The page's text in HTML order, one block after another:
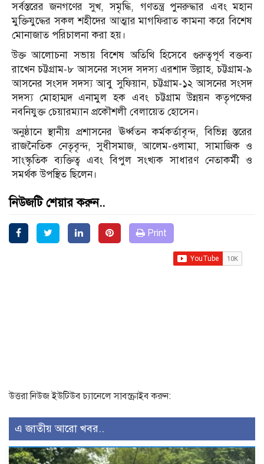
সর্বস্তরের জনগণের সুখ, সমৃদ্ধি, গণতন্ত্র পুনরুদ্ধার এবং মহান
মুক্তিযুদ্ধের সকল শহীদের আত্মার মাগফিরাত কামনা করে বিশেষ
মোনাজাত পরিচালনা করা হয়।
উক্ত আলোচনা সভায় বিশেষ অতিথি হিসেবে গুরুত্বপূর্ণ বক্তব্য
রাখেন চট্টগ্রাম-৮ আসনের সংসদ সদস্য এরশাদ উল্লাহ, চট্টগ্রাম-৯
আসনের সংসদ সদস্য আবু সুফিয়ান, চট্টগ্রাম-১২ আসনের সংসদ
সদস্য মোহাম্মদ এনামুল হক এবং চট্টগ্রাম উন্নয়ন কতৃপক্ষের
নবনিযুক্ত চেয়ারম্যান প্রকৌশলী বেলায়েত হোসেন।
অনুষ্ঠানে স্থানীয় প্রশাসনের ঊর্ধ্বতন কর্মকর্তাবৃন্দ, বিভিন্ন স্তরের
রাজনৈতিক নেতৃবৃন্দ, সুধীসমাজ, আলেম-ওলামা, সামাজিক ও
সাংস্কৃতিক ব্যক্তিত্ব এবং বিপুল সংখ্যক সাধারণ নেতাকর্মী ও
সমর্থক উপস্থিত ছিলেন।
নিউজটি শেয়ার করুন..
Print
উত্তরা নিউজ ইউটিউব চ্যানেলে সাবস্ক্রাইব করুন:
এ জাতীয় আরো খবর..